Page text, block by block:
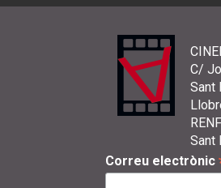
C/
Sant
Sant
Correu electrònic